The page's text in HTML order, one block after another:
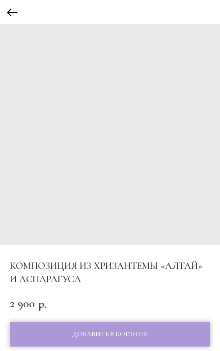
КОМПОЗИЦИЯ ИЗ ХРИЗАНТЕМЫ «АЛТАЙ»
И АСПАРАГУСА
2 900 р.
ДОБАВИТЬ В КОРЗИНУ